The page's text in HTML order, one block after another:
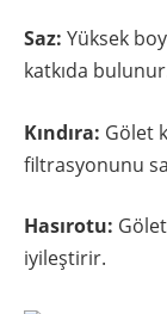
Saz: Yüksek
katkıda
Kındıra: Gölet
filtrasyonunu
Hasırotu:
iyileştirir.